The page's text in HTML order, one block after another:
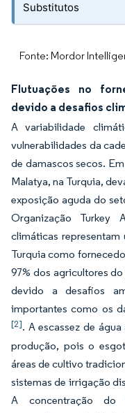
Substitutos
Fonte: Mordor
Flutuações no
devido a desafios
A variabilidade
vulnerabilidades da
de damascos secos.
Malatya, na Turquia,
exposição aguda do
Organização Turkey
climáticas
Turquia como
97% dos agricultores
devido a desafios
importantes como os
[2]. A escassez de
produção, pois o
áreas de cultivo
sistemas de irrigação
A concentração do